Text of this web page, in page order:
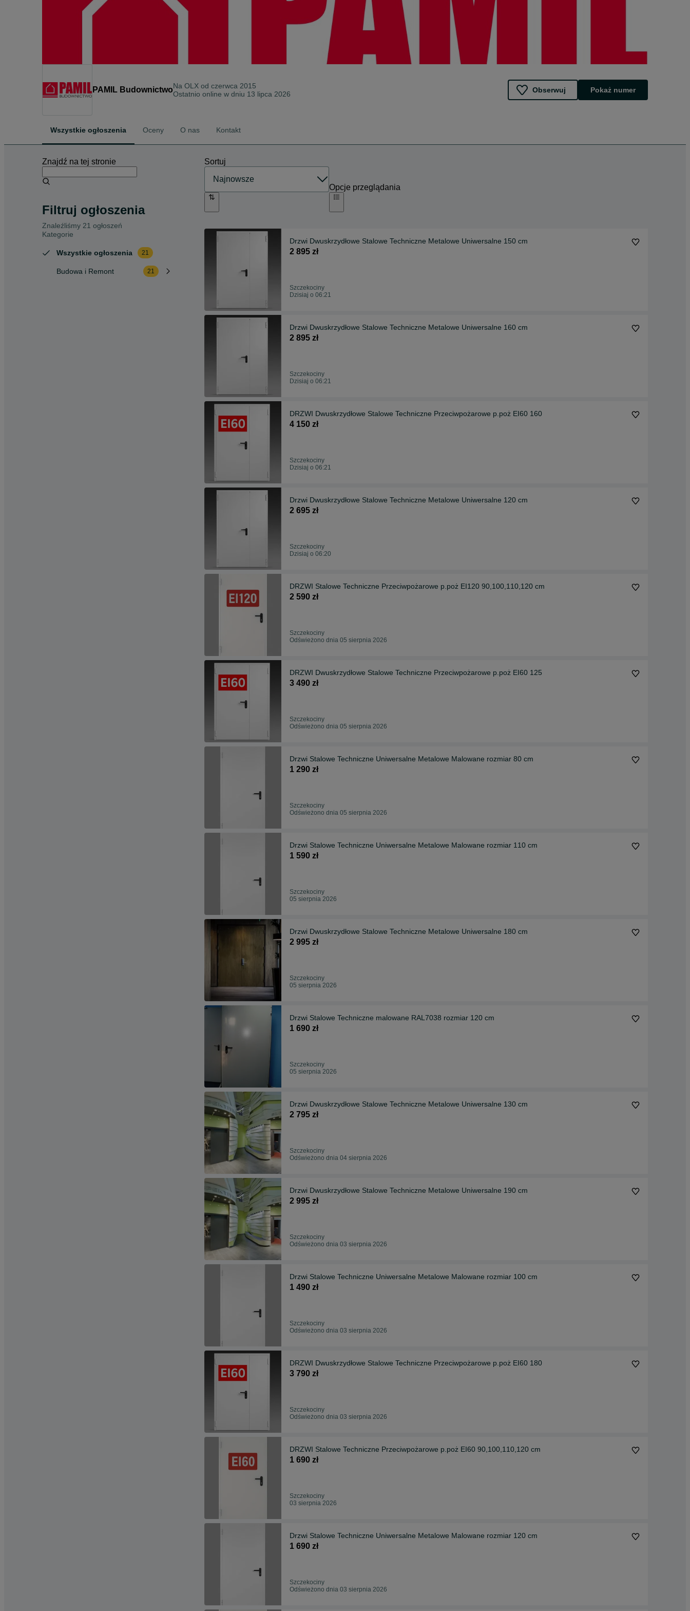
PAMIL BudownictwoNa OLX od czerwca 2015
Ostatnio online w dniu 13 lipca 2026
Obserwuj Pokaż numer
Wszystkie ogłoszenia Oceny O nas Kontakt
Znajdź na tej stronie
Filtruj ogłoszenia
Znaleźliśmy 21 ogłoszeń
Kategorie
Wszystkie ogłoszenia 21
Budowa i Remont 21
Sortuj
Opcje przeglądania
Drzwi Dwuskrzydłowe Stalowe Techniczne Metalowe Uniwersalne 150 cm
2 895 zł
Szczekociny
Dzisiaj o 06:21
Drzwi Dwuskrzydłowe Stalowe Techniczne Metalowe Uniwersalne 160 cm
2 895 zł
Szczekociny
Dzisiaj o 06:21
DRZWI Dwuskrzydłowe Stalowe Techniczne Przeciwpożarowe p.poż EI60 160
4 150 zł
Szczekociny
Dzisiaj o 06:21
Drzwi Dwuskrzydłowe Stalowe Techniczne Metalowe Uniwersalne 120 cm
2 695 zł
Szczekociny
Dzisiaj o 06:20
DRZWI Stalowe Techniczne Przeciwpożarowe p.poż EI120 90,100,110,120 cm
2 590 zł
Szczekociny
Odświeżono dnia 05 sierpnia 2026
DRZWI Dwuskrzydłowe Stalowe Techniczne Przeciwpożarowe p.poż EI60 125
3 490 zł
Szczekociny
Odświeżono dnia 05 sierpnia 2026
Drzwi Stalowe Techniczne Uniwersalne Metalowe Malowane rozmiar 80 cm
1 290 zł
Szczekociny
Odświeżono dnia 05 sierpnia 2026
Drzwi Stalowe Techniczne Uniwersalne Metalowe Malowane rozmiar 110 cm
1 590 zł
Szczekociny
05 sierpnia 2026
Drzwi Dwuskrzydłowe Stalowe Techniczne Metalowe Uniwersalne 180 cm
2 995 zł
Szczekociny
05 sierpnia 2026
Drzwi Stalowe Techniczne malowane RAL7038 rozmiar 120 cm
1 690 zł
Szczekociny
05 sierpnia 2026
Drzwi Dwuskrzydłowe Stalowe Techniczne Metalowe Uniwersalne 130 cm
2 795 zł
Szczekociny
Odświeżono dnia 04 sierpnia 2026
Drzwi Dwuskrzydłowe Stalowe Techniczne Metalowe Uniwersalne 190 cm
2 995 zł
Szczekociny
Odświeżono dnia 03 sierpnia 2026
Drzwi Stalowe Techniczne Uniwersalne Metalowe Malowane rozmiar 100 cm
1 490 zł
Szczekociny
Odświeżono dnia 03 sierpnia 2026
DRZWI Dwuskrzydłowe Stalowe Techniczne Przeciwpożarowe p.poż EI60 180
3 790 zł
Szczekociny
Odświeżono dnia 03 sierpnia 2026
DRZWI Stalowe Techniczne Przeciwpożarowe p.poż EI60 90,100,110,120 cm
1 690 zł
Szczekociny
03 sierpnia 2026
Drzwi Stalowe Techniczne Uniwersalne Metalowe Malowane rozmiar 120 cm
1 690 zł
Szczekociny
Odświeżono dnia 03 sierpnia 2026